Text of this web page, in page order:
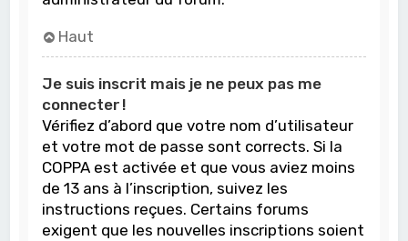
Haut
Je suis inscrit mais je ne peux pas me
connecter !
Vérifiez d’abord que votre nom d’utilisateur
et votre mot de passe sont corrects. Si la
COPPA est activée et que vous aviez moins
de 13 ans à l’inscription, suivez les
instructions reçues. Certains forums
exigent que les nouvelles inscriptions soient